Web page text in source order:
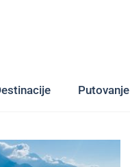
Putovanje